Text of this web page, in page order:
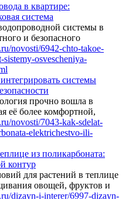
в квартире:
система
системы в
и безопасного
системы
прочно вошла в
её более комфортной,
из поликарбоната:
контур
для растений в теплице
овощей, фруктов и